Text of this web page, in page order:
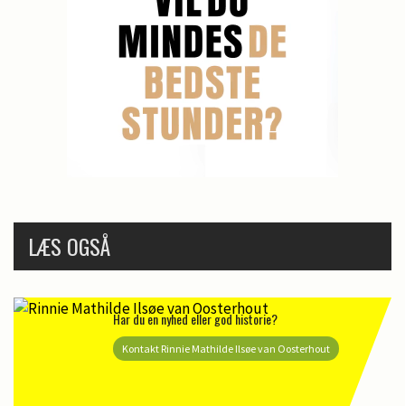
LÆS OGSÅ
Har du en nyhed eller god historie?
Kontakt Rinnie Mathilde Ilsøe van Oosterhout